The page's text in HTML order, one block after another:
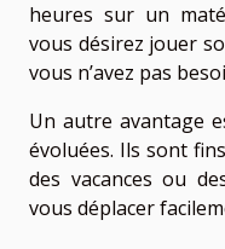
heures sur un
vous désirez jouer
vous n’avez pas
Un autre avantage
évoluées. Ils sont
des vacances ou
vous déplacer